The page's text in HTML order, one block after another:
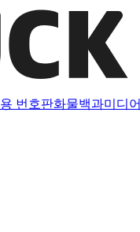
번호판화물백과미디어